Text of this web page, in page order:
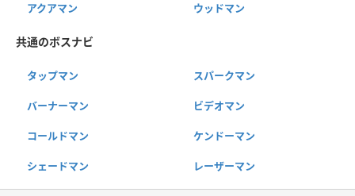
アクアマン ウッドマン
共通のボスナビ
タップマン スパークマン
バーナーマン ビデオマン
コールドマン ケンドーマン
シェードマン レーザーマン